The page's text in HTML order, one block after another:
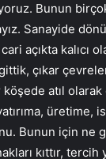
Bunun
Sanayide
cari açıkta
çıkar
atıl olarak
Bunun için ne
kıttır, tercih